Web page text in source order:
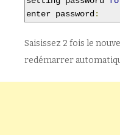
enter password :
Saisissez 2 fois le
redémarrer